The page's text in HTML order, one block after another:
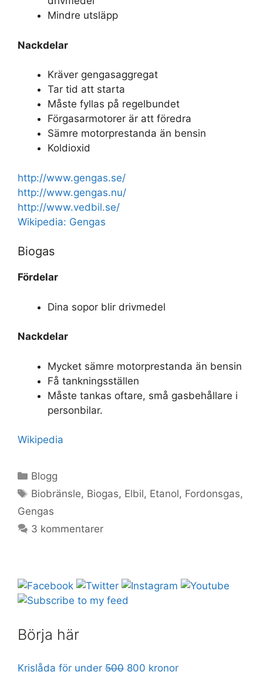
Mindre utsläpp
Nackdelar
Kräver gengasaggregat
Tar tid att starta
Måste fyllas på regelbundet
Förgasarmotorer är att föredra
Sämre motorprestanda än bensin
Koldioxid
http://www.gengas.se/
http://www.gengas.nu/
http://www.vedbil.se/
Wikipedia: Gengas
Biogas
Fördelar
Dina sopor blir drivmedel
Nackdelar
Mycket sämre motorprestanda än bensin
Få tankningsställen
Måste tankas oftare, små gasbehållare i
personbilar.
Wikipedia
Kategorier
Blogg
Etiketter
Biobränsle, Biogas, Elbil, Etanol, Fordonsgas,
Gengas
3 kommentarer
Börja här
Krislåda för under 500 800 kronor